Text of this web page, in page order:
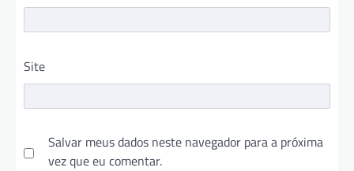
Site
Salvar meus dados neste navegador para a próxima
vez que eu comentar.